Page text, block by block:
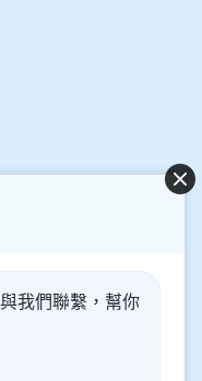
？以下内容將為你帶
我們聯繫，幫你